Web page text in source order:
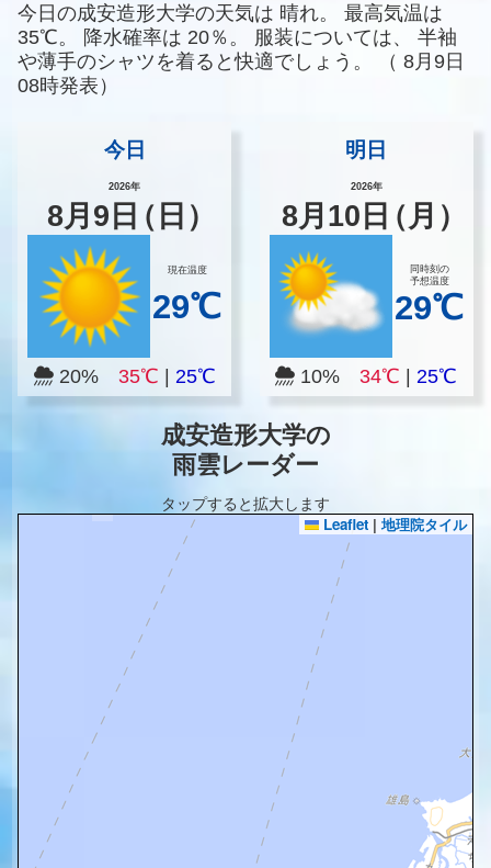
今日の成安造形大学の天気は 晴れ。
最高気温は
35℃。
降水確率は 20％。 服装については、
半袖
や薄手のシャツを着ると快適でしょう。
（ 8月9日
08時発表）
今日
2026年
8月 9 日（日）
現在温度
29℃
20% 35℃ 25℃
明日
2026年
8月 10 日（月）
同時刻の
予想温度
29℃
10%34℃ |25℃
成安造形大学の
雨雲レーダー
タップすると拡大します
Leaflet | 地理院タイル